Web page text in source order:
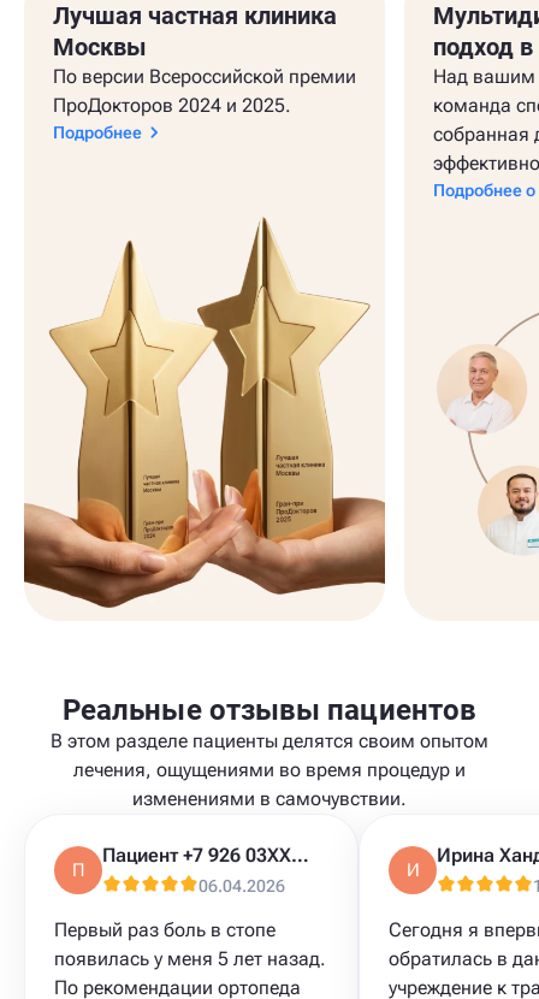
Лучшая частная клиника
Москвы
По версии Всероссийской премии
ПроДокторов 2024 и 2025.
Подробнее
подход
Над вашим
команда
собранная
Подробнее о
Реальные отзывы пациентов
В этом разделе пациенты делятся своим опытом
лечения, ощущениями во время процедур и
изменениями в самочувствии.
П
Пациент +7 926 03XXXXX
06.04.2026
Первый раз боль в стопе
появилась у меня 5 лет назад.
По рекомендации ортопеда
И
Ирина
Сегодня я
обратилась в
учреждение к